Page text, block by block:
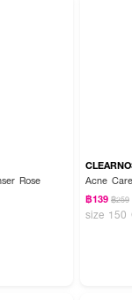
Anti Acne Serum Cleanser
ลูบเบาๆ ทั่วใบหน้า แล้วล้
Rose
Acne
฿139 ฿259
size 150